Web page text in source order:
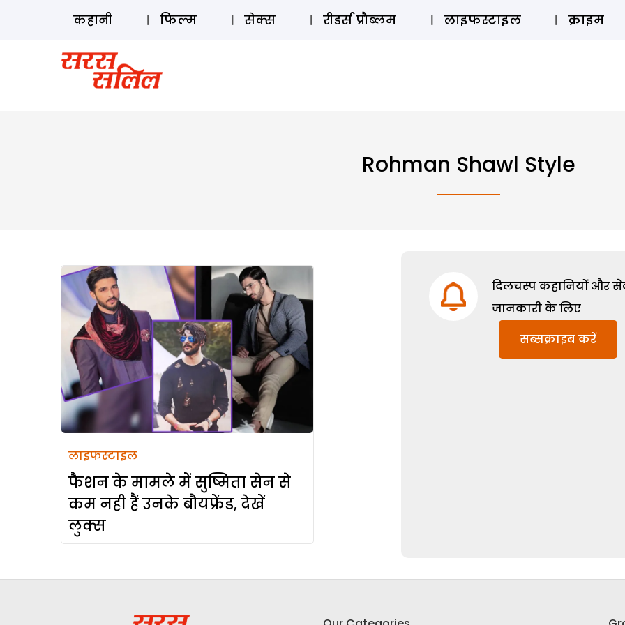
ऑडियो
कहानी फिल्म सेक्स रीडर्स प्रौब्लम लाइफस्टाइल क्राइम
Rohman Shawl Style
लाइफस्टाइल
फैशन के मामले में सुष्मिता सेन से
कम नही हैं उनके बौयफ्रेंड, देखें
लुक्स
दिलचस्प कहानियों और
जानकारी के लिए
सब्सक्राइब करें